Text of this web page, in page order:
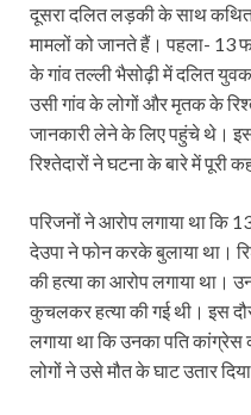
दूसरा दलित लड़की के साथ कथित
मामलों को जानते हैं। पहला- 13
के गांव तल्ली भैसोढ़ी में दलित युवक
उसी गांव के लोगों और मृतक के
जानकारी लेने के लिए पहुंचे थे।
रिश्तेदारों ने घटना के बारे में पूरी
परिजनों ने आरोप लगाया था कि
देउपा ने फोन करके बुलाया था।
की हत्या का आरोप लगाया था।
कुचलकर हत्या की गई थी। इस
लगाया था कि उनका पति
लोगों ने उसे मौत के घाट उतार